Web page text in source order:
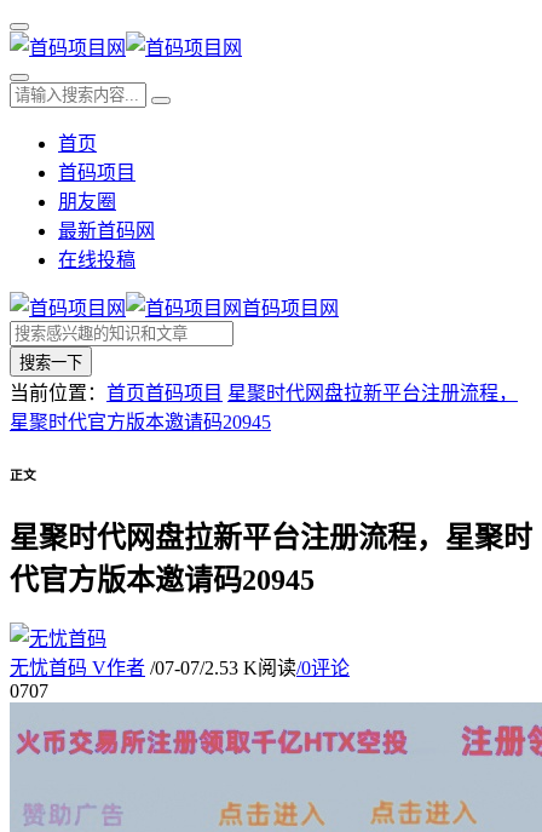
首页
首码项目
朋友圈
最新首码网
在线投稿
首码项目网
搜索一下
当前位置： 首页首码项目 星聚时代网盘拉新平台注册流程，
星聚时代官方版本邀请码20945
正文
星聚时代网盘拉新平台注册流程，星聚时
代官方版本邀请码20945
无忧首码 V作者 /07-07/2.53 K阅读/0评论
0707